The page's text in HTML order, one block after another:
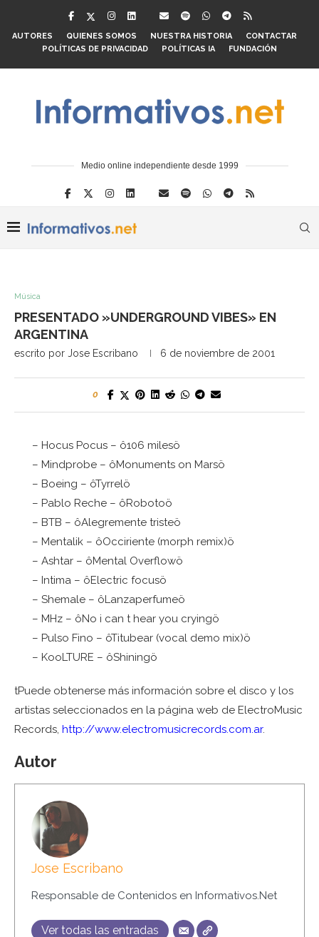
AUTORES QUIENES SOMOS NUESTRA HISTORIA
CONTACTAR
POLÍTICAS DE PRIVACIDAD
POLÍTICAS IA FUNDACIÓN
Medio online independiente desde 1999
Música
PRESENTADO »UNDERGROUND VIBES» EN
ARGENTINA
escrito por Jose Escribano 6 de noviembre de 2001
0
– Hocus Pocus – ô106 milesö
– Mindprobe – ôMonuments on Marsö
– Boeing – ôTyrrelö
– Pablo Reche – ôRobotoö
– BTB – ôAlegremente tristeö
– Mentalik – ôOcciriente (morph remix)ö
– Ashtar – ôMental Overflowö
– Intima – ôElectric focusö
– Shemale – ôLanzaperfumeö
– MHz – ôNo i can t hear you cryingö
– Pulso Fino – ôTitubear (vocal demo mix)ö
– KooLTURE – ôShiningö
tPuede obtenerse más información sobre el disco y los
artistas seleccionados en la página web de ElectroMusic
Records, http://www.electromusicrecords.com.ar.
Autor
Jose Escribano
Responsable de Contenidos en Informativos.Net
Ver todas las entradas